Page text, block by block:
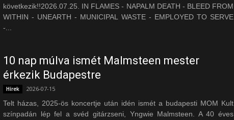
következik!!2026.07.25. IN FLAMES - NAPALM DEATH - BLEED FROM
WITHIN - UNEARTH - MUNICIPAL WASTE - EMPLOYED TO SERVE
-...
10 nap múlva ismét Malmsteen mester
érkezik Budapestre
Hírek 2026-07-15
Telt házas, 2025-ös koncertje után idén ismét a budapesti MOM Kult
színpadán lép fel a svéd gitárzseni, Yngwie Malmsteen. A 40 éves